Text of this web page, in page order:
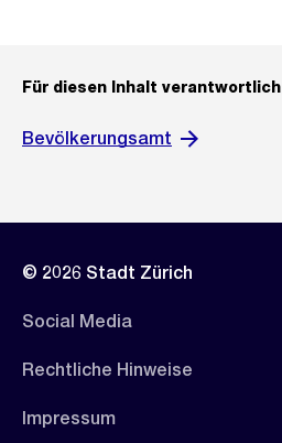
Für diesen Inhalt verantwortlich
Bevölkerungsamt
© 2026 Stadt Zürich
Social Media
Rechtliche Hinweise
Impressum